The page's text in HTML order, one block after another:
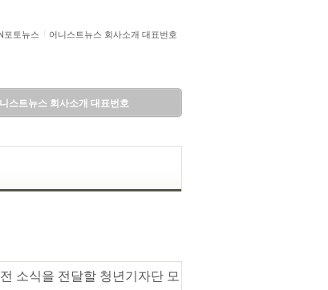
포토뉴스 어니스트뉴스 회사소개 대표번호
스트뉴스 회사소개 대표번호
소식을 전달할 청년기자단 모